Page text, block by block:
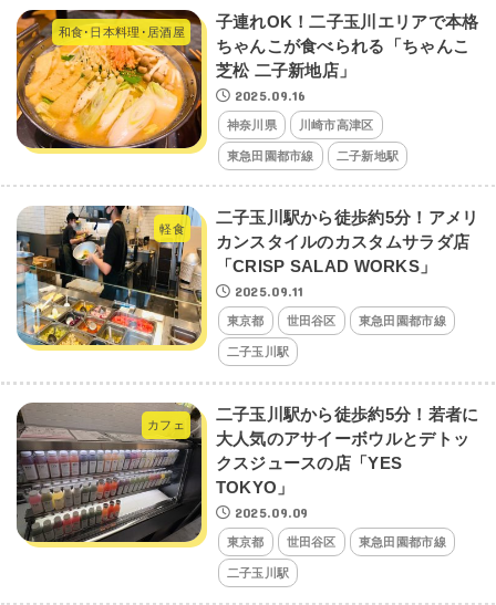
和食･日本料理･居酒屋
子連れOK！二子玉川エリアで本格
ちゃんこが食べられる「ちゃんこ
芝松 二子新地店」
2025.09.16
神奈川県 川崎市高津区
東急田園都市線 二子新地駅
軽食
二子玉川駅から徒歩約5分！アメリ
カンスタイルのカスタムサラダ店
「CRISP SALAD WORKS」
2025.09.11
東京都 世田谷区 東急田園都市線
二子玉川駅
カフェ
二子玉川駅から徒歩約5分！若者に
大人気のアサイーボウルとデトッ
クスジュースの店「YES
TOKYO」
2025.09.09
東京都 世田谷区 東急田園都市線
二子玉川駅